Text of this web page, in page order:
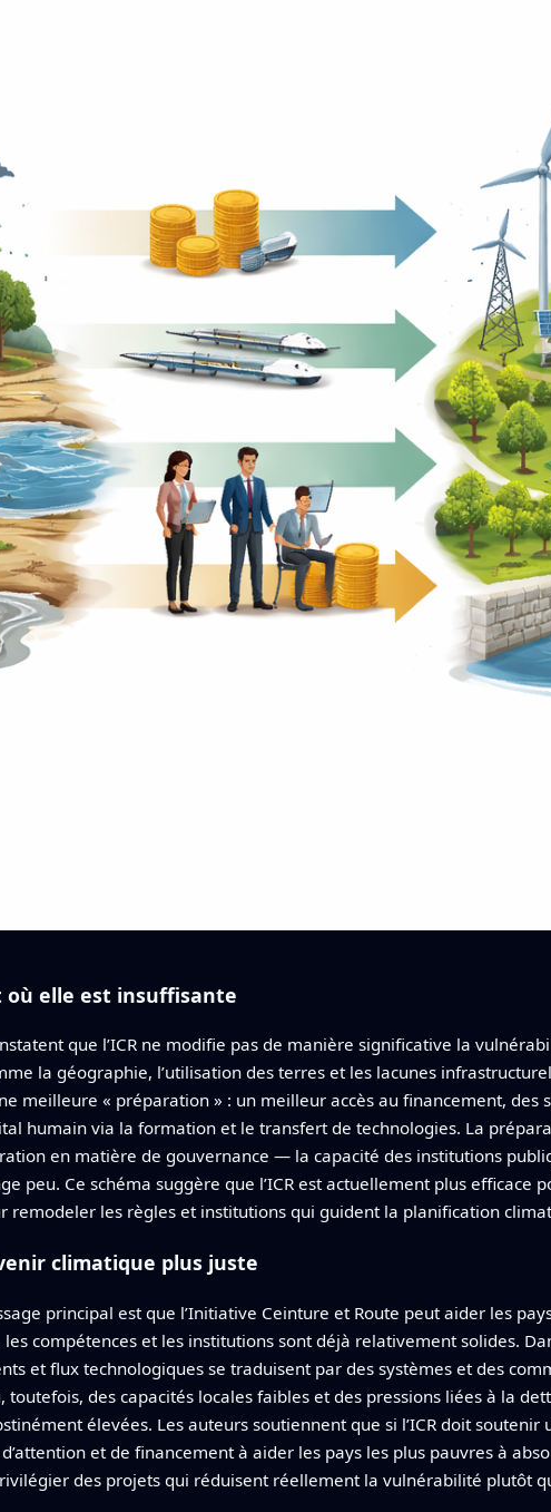
elle est insuffisante
que l’ICR ne modifie pas de manière significative la
la géographie, l’utilisation des terres et les lacunes
meilleure « préparation » : un meilleur accès au financement, des
humain via la formation et le transfert de technologies. La
en matière de gouvernance — la capacité des institutions
peu. Ce schéma suggère que l’ICR est actuellement plus efficace
remodeler les règles et institutions qui guident la planification
climatique plus juste
principal est que l’Initiative Ceinture et Route peut aider les
compétences et les institutions sont déjà relativement solides.
et flux technologiques se traduisent par des systèmes et des
des capacités locales faibles et des pressions liées à la
élevées. Les auteurs soutiennent que si l’ICR doit
et de financement à aider les pays les plus pauvres à
des projets qui réduisent réellement la vulnérabilité plutôt